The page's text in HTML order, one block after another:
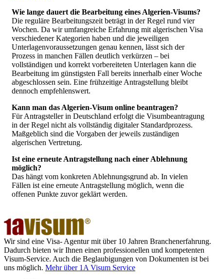
Wie lange dauert die Bearbeitung eines Algerien-Visums?
Die reguläre Bearbeitungszeit beträgt in der Regel rund vier
Wochen. Da wir umfangreiche Erfahrung mit algerischen Visa
verschiedener Kategorien haben und die jeweiligen
Unterlagenvoraussetzungen genau kennen, lässt sich der
Prozess in manchen Fällen deutlich verkürzen – bei
vollständigen und korrekt vorbereiteten Unterlagen kann die
Bearbeitung im günstigsten Fall bereits innerhalb einer Woche
abgeschlossen sein. Eine frühzeitige Antragstellung bleibt
dennoch empfehlenswert.
Kann man das Algerien-Visum online beantragen?
Für Antragsteller in Deutschland erfolgt die Visumbeantragung
in der Regel nicht als vollständig digitaler Standardprozess.
Maßgeblich sind die Vorgaben der jeweils zuständigen
algerischen Vertretung.
Ist eine erneute Antragstellung nach einer Ablehnung
möglich?
Das hängt vom konkreten Ablehnungsgrund ab. In vielen
Fällen ist eine erneute Antragstellung möglich, wenn die
offenen Punkte zuvor geklärt werden.
Wir sind eine Visa- Agentur mit über 10 Jahren Branchenerfahrung.
Dadurch bieten wir Ihnen einen professionellen und kompetenten
Visum-Service. Auch die Beglaubigungen von Dokumenten ist bei
uns möglich. Mehr über 1A Visum Service